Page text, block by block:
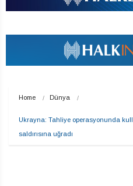
Home Dünya
Ukrayna: Tahliye operasyonunda
saldırısına uğradı